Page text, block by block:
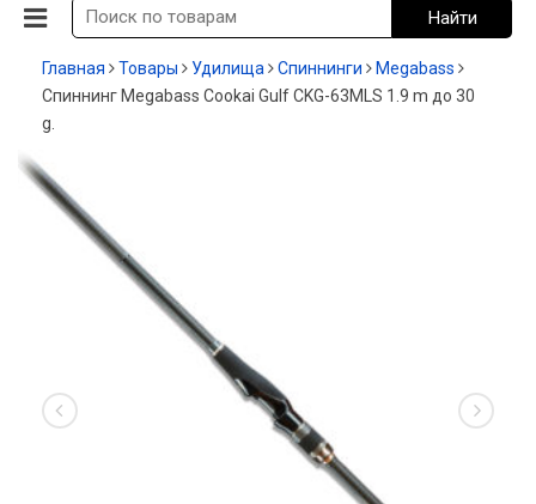
Главная Товары Удилища Спиннинги
Megabass
Спиннинг Megabass Cookai Gulf CKG-63MLS 1.9 m до 30
g.